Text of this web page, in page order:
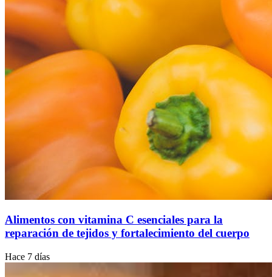
Alimentos con vitamina C esenciales para la
reparación de tejidos y fortalecimiento del cuerpo
Hace 7 días